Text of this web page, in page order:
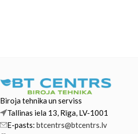
Biroja tehnika un serviss
Tallinas iela 13, Rīga, LV-1001
E-pasts: btcentrs@btcentrs.lv